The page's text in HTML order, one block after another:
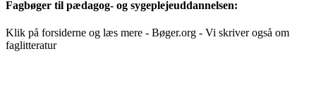
Fagbøger til pædagog- og sygeplejeuddannelsen:
Klik på forsiderne og læs mere - Bøger.org - Vi skriver også om
faglitteratur